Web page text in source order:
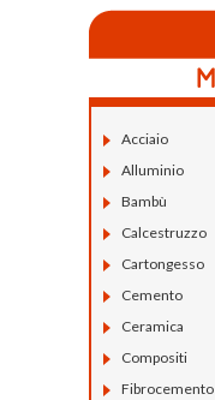
Acciaio
Alluminio
Bambù
Calcestruzzo
Cartongesso
Cemento
Ceramica
Compositi
Fibrocemento